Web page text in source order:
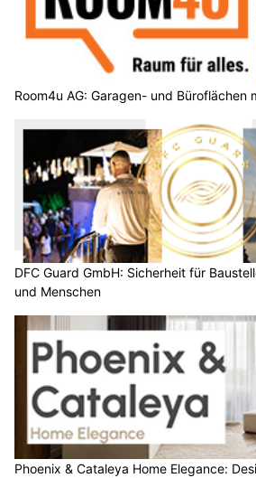
Room4u AG: Garagen- und Büroflächen
DFC Guard GmbH: Sicherheit für
und Menschen
Phoenix & Cataleya Home Elegance: